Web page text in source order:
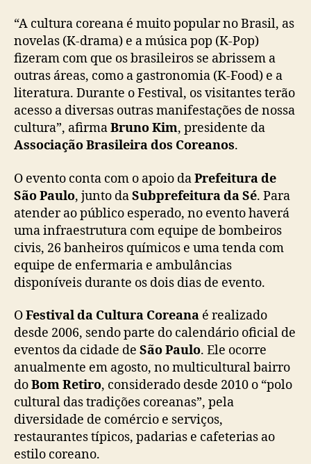
“A cultura coreana é muito popular no Brasil, as
novelas (K-drama) e a música pop (K-Pop)
fizeram com que os brasileiros se abrissem a
outras áreas, como a gastronomia (K-Food) e a
literatura. Durante o Festival, os visitantes terão
acesso a diversas outras manifestações de nossa
cultura”, afirmaBruno Kim, presidente da
Associação Brasileira dos Coreanos.
O evento conta com o apoio daPrefeitura de
São Paulo, junto daSubprefeitura da Sé. Para
atender ao público esperado, no evento haverá
uma infraestrutura com equipe de bombeiros
civis, 26 banheiros químicos e uma tenda com
equipe de enfermaria e ambulâncias
disponíveis durante os dois dias de evento.
OFestival da Cultura Coreana é realizado
desde 2006, sendo parte do calendário oficial de
eventos da cidade de São Paulo. Ele ocorre
anualmente em agosto, no multicultural bairro
doBom Retiro, considerado desde 2010 o “polo
cultural das tradições coreanas”, pela
diversidade de comércio e serviços,
restaurantes típicos, padarias e cafeterias ao
estilo coreano.